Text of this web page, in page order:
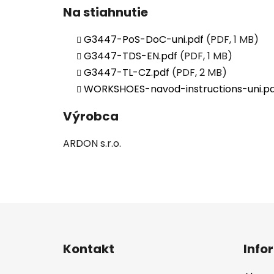
Na stiahnutie
G3447-PoS-DoC-uni.pdf (PDF, 1 MB)
G3447-TDS-EN.pdf (PDF, 1 MB)
G3447-TL-CZ.pdf (PDF, 2 MB)
WORKSHOES-navod-instructions-
Výrobca
ARDON s.r.o.
Kontakt